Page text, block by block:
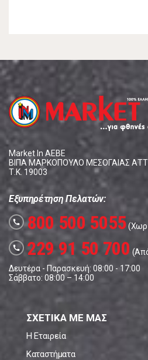
Market In ΑΕΒΕ
ΒΙΠΑ ΜΑΡΚΟΠΟΥΛΟ ΜΕΣΟΓΑΙΑΣ
Τ.Κ. 19003
Εξυπηρέτηση Πελατών:
call 800 500 5055
call 229 91 50 700
Δευτέρα - Παρασκευή: 08:00 - 17:00
Σάββατο: 08:00 – 14:00
ΣΧΕΤΙΚΑ ΜΕ ΜΑΣ
Η Εταιρεία
Καταστήματα